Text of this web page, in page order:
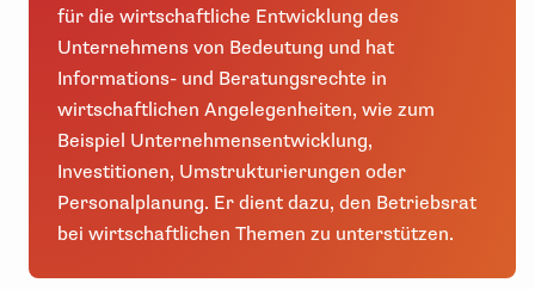
für die wirtschaftliche Entwicklung des
Unternehmens von Bedeutung und hat
Informations- und Beratungsrechte in
wirtschaftlichen Angelegenheiten, wie zum
Beispiel Unternehmensentwicklung,
Investitionen, Umstrukturierungen oder
Personalplanung. Er dient dazu, den Betriebsrat
bei wirtschaftlichen Themen zu unterstützen.